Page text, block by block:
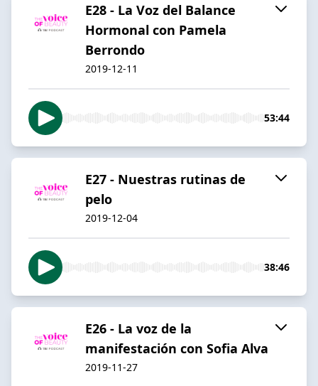
E28 - La Voz del Balance
Hormonal con Pamela
Berrondo
2019-12-11
53:44
E27 - Nuestras rutinas de
pelo
2019-12-04
38:46
E26 - La voz de la
manifestación con Sofia Alva
2019-11-27